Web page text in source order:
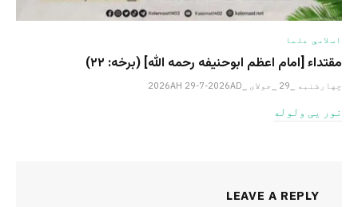
اسلامي علما
مقتداء [امام اعظم ابوحنیفه رحمه الله‎] (برخه: ۲۲)
چهارشنبه _29 _جولای _2026AH 29-7-2026AD
نور یی ولوله
LEAVE A REPLY